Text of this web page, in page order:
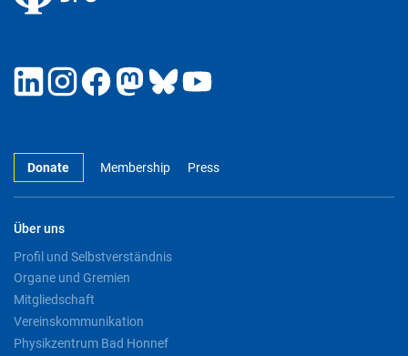
Donate Membership Press
Über uns
Profil und Selbstverständnis
Organe und Gremien
Mitgliedschaft
Vereinskommunikation
Physikzentrum Bad Honnef